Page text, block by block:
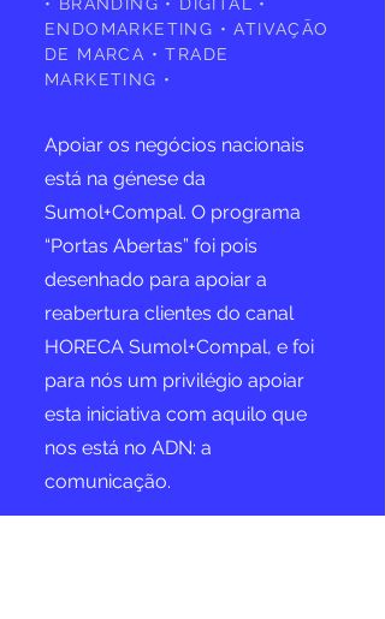
ENDOMARKETING • ATIVAÇÃO
DE MARCA • TRADE
MARKETING •
Apoiar os negócios nacionais
está na génese da
Sumol+Compal. O programa
“Portas Abertas” foi pois
desenhado para apoiar a
reabertura clientes do canal
HORECA Sumol+Compal, e foi
para nós um privilégio apoiar
esta iniciativa com aquilo que
nos está no ADN: a
comunicação.